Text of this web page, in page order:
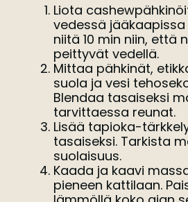
Liota
vedessä
niitä 10 min niin, että
peittyvät vedellä.
Mittaa pähkinät,
suola ja vesi
Blendaa tasaiseksi
tarvittaessa reunat.
Lisää tapioka-
tasaiseksi. Tarkista
suolaisuus.
Kaada ja kaavi
pieneen kattilaan.